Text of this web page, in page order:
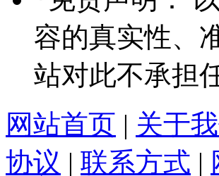
容的真实性、
站对此不承担
网站首页 | 关于
协议 | 联系方式 |